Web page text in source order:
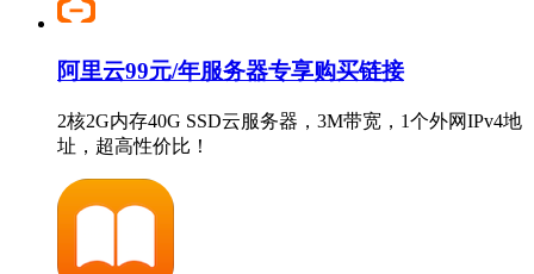
阿里云99元/年服务器专享购买链接
2核2G内存40G SSD云服务器，3M带宽，1个外网IPv4地
址，超高性价比！